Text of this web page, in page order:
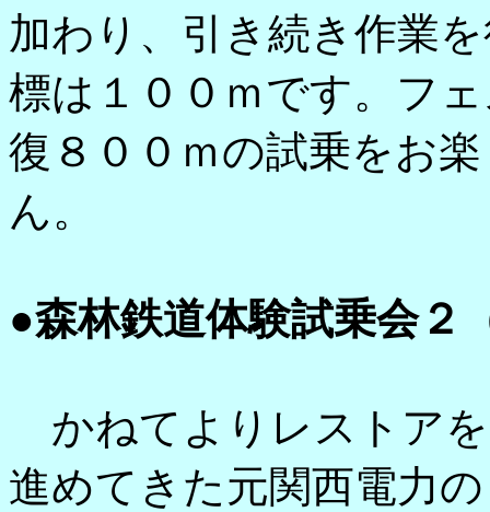
加わり、引き続き作業
標は１００ｍです。フ
復８００ｍの試乗をお
ん。
●森林鉄道体験試乗会２
かねてよりレストアを
進めてきた元関西電力の